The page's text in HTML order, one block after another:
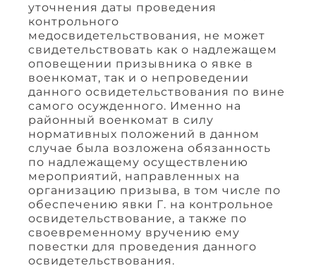
уточнения даты проведения
контрольного
медосвидетельствования, не может
свидетельствовать как о надлежащем
оповещении призывника о явке в
военкомат, так и о непроведении
данного освидетельствования по вине
самого осужденного. Именно на
районный военкомат в силу
нормативных положений в данном
случае была возложена обязанность
по надлежащему осуществлению
мероприятий, направленных на
организацию призыва, в том числе по
обеспечению явки Г. на контрольное
освидетельствование, а также по
своевременному вручению ему
повестки для проведения данного
освидетельствования.